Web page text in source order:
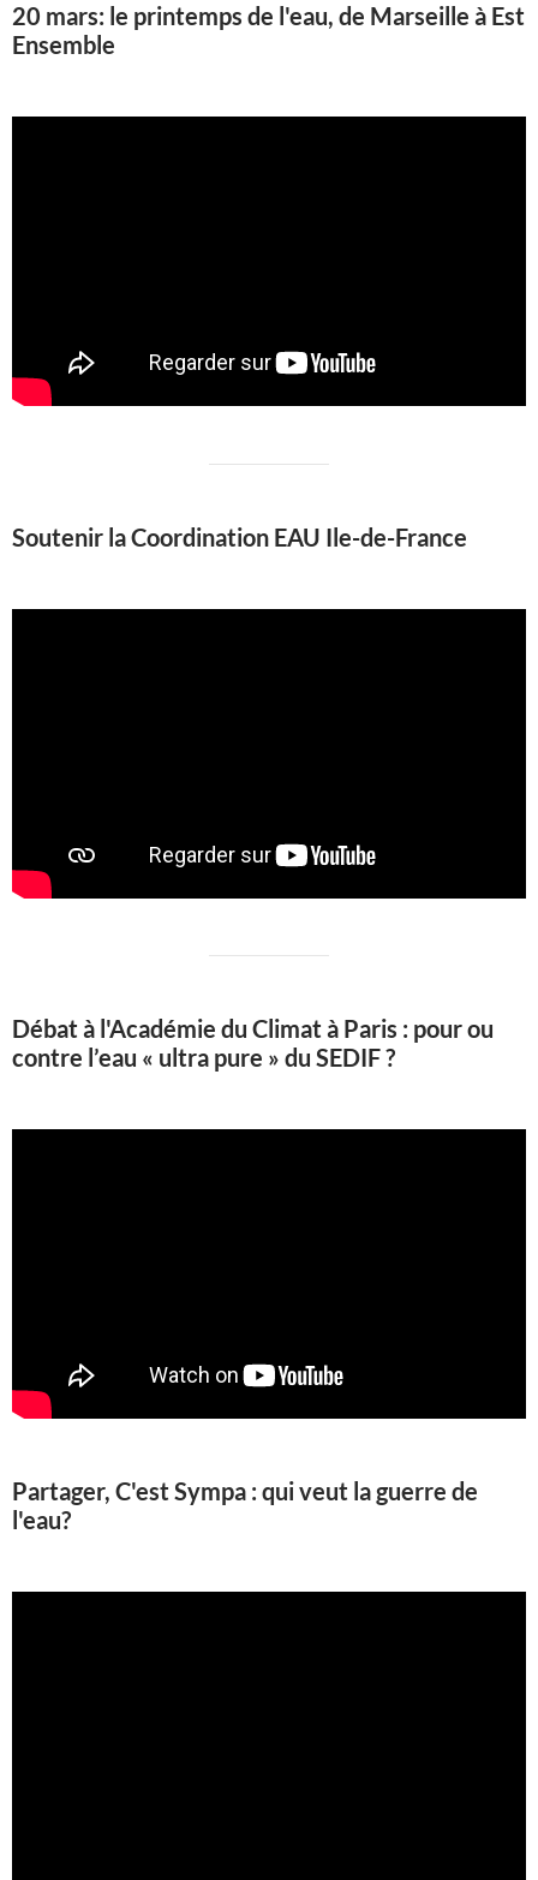
20 mars: le printemps de l'eau, de Marseille à Est
Ensemble
Soutenir la Coordination EAU Ile-de-France
Débat à l'Académie du Climat à Paris : pour ou
contre l’eau « ultra pure » du SEDIF ?
Partager, C'est Sympa : qui veut la guerre de
l'eau?